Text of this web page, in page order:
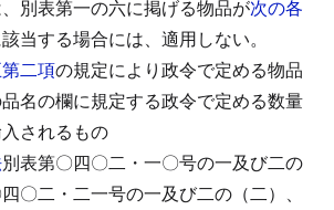
別表第一の六に掲げる物品が次の各
当する場合には、適用しない。
二項の規定により政令で定める物品
名の欄に規定する政令で定める数量
されるもの
別表第〇四〇二・一〇号の一及び二の
四〇二・二一号の一及び二の（二）、